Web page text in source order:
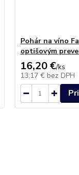
Pohár na víno
optišovým
16,20 €/ks
13,17 € bez DPH